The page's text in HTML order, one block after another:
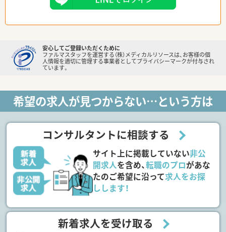
安心してご登録いただくために
ファルマスタッフを運営する（株）メディカルリソースは、お客様の個
人情報を適切に管理する事業者としてプライバシーマークが付与され
ています。
希望の求人が見つからない…という方は
コンサルタントに相談する
サイト上に掲載していない非公
開求人を含め、転職のプロがあな
たのご希望に沿って求人をお探
しします！
新着求人を受け取る